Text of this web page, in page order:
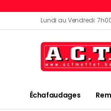
Lundi au Vendredi:
Échafaudages